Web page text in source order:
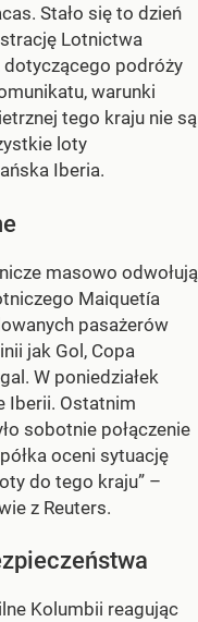
Stało się to dzień
Lotnictwa
podróży
warunki
tego kraju nie są
loty
Iberia.
masowo odwołują
Maiquetía
pasażerów
jak Gol, Copa
W poniedziałek
Iberii. Ostatnim
sobotnie połączenie
oceni sytuację
do tego kraju” –
z Reuters.
Kolumbii reagując